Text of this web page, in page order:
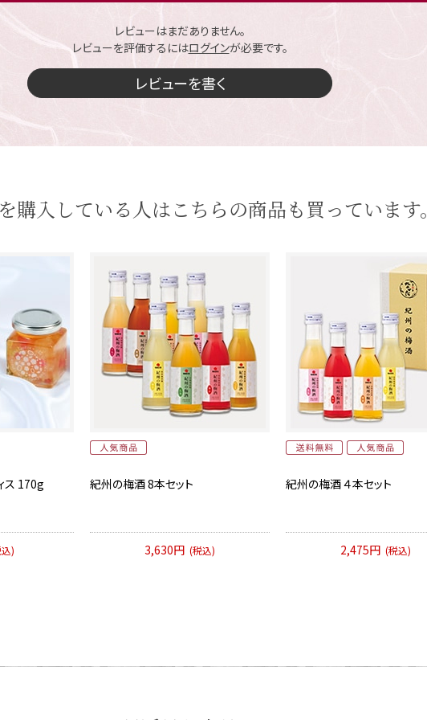
レビューはまだありません。
レビューを評価するにはログインが必要です。
レビューを書く
購入している人はこちらの商品も買っています。
ス 170g
)
紀州の梅酒 8本セット
3,630円 (税込)
紀州の梅酒 ４本セット
2,475円 (税込)